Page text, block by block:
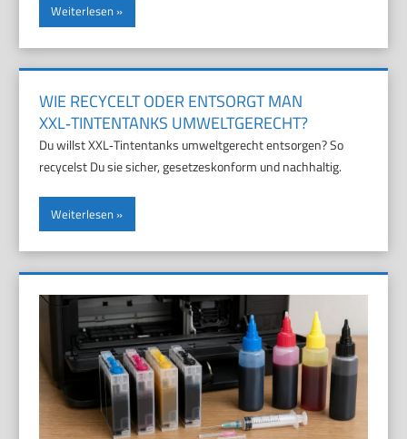
Weiterlesen
WIE RECYCELT ODER ENTSORGT MAN
XXL‑TINTENTANKS UMWELTGERECHT?
Du willst XXL‑Tintentanks umweltgerecht entsorgen? So
recycelst Du sie sicher, gesetzeskonform und nachhaltig.
Weiterlesen